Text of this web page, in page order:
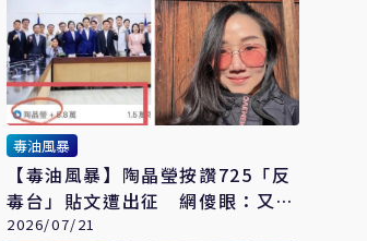
毒油風暴
【毒油風暴】陶晶瑩按讚725「反
毒台」貼文遭出征 網傻眼：又在
撕裂社會
2026/07/21